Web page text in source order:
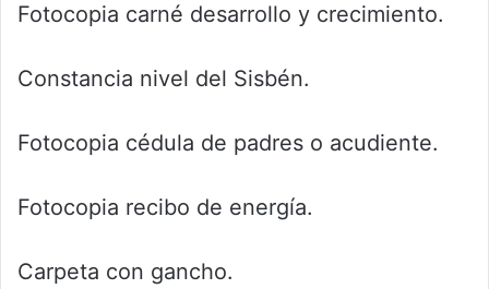
Fotocopia carné desarrollo y crecimiento.
Constancia nivel del Sisbén.
Fotocopia cédula de padres o acudiente.
Fotocopia recibo de energía.
Carpeta con gancho.